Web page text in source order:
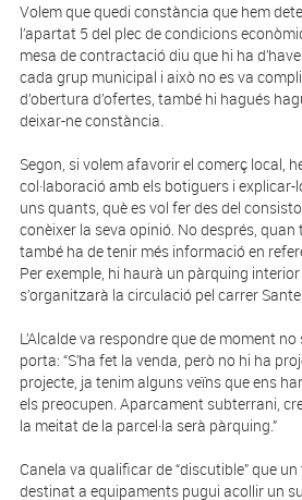
Volem que quedi constància que hem
l’apartat 5 del plec de condicions
mesa de contractació diu que hi ha
cada grup municipal i això no es va
d’obertura d’ofertes, també hi hagués
deixar-ne constància.
Segon, si volem afavorir el comerç local,
col·laboració amb els botiguers i
uns quants, què es vol fer des del
conèixer la seva opinió. No després,
també ha de tenir més informació en
Per exemple, hi haurà un pàrquing
s’organitzarà la circulació pel carrer
L’Alcalde va respondre que de moment
porta: “S’ha fet la venda, però no hi ha
projecte, ja tenim alguns veïns que ens
els preocupen. Aparcament subterrani,
la meitat de la parcel·la serà pàrquing.”
Canela va qualificar de “discutible” que
destinat a equipaments pugui acollir un